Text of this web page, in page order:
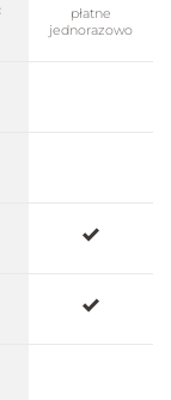
płatne
jednorazowo